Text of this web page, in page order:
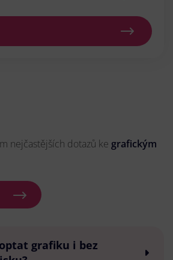
nejčastějších dotazů ke grafickým
grafiku i bez